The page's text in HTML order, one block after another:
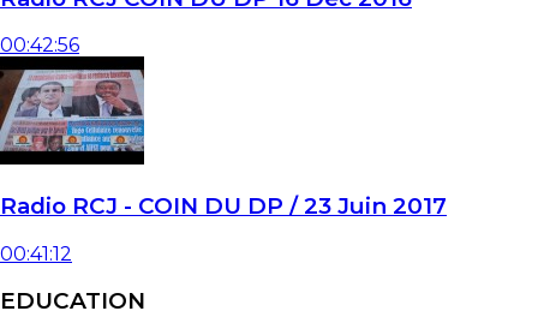
00:42:56
Radio RCJ - COIN DU DP / 23 Juin 2017
00:41:12
EDUCATION